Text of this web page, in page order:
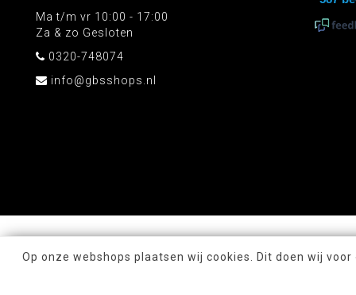
Ma t/m vr 10:00 - 17:00
Za & zo Gesloten
0320-748074
info@gbsshops.nl
Op onze webshops plaatsen wij cookies. Dit doen wij